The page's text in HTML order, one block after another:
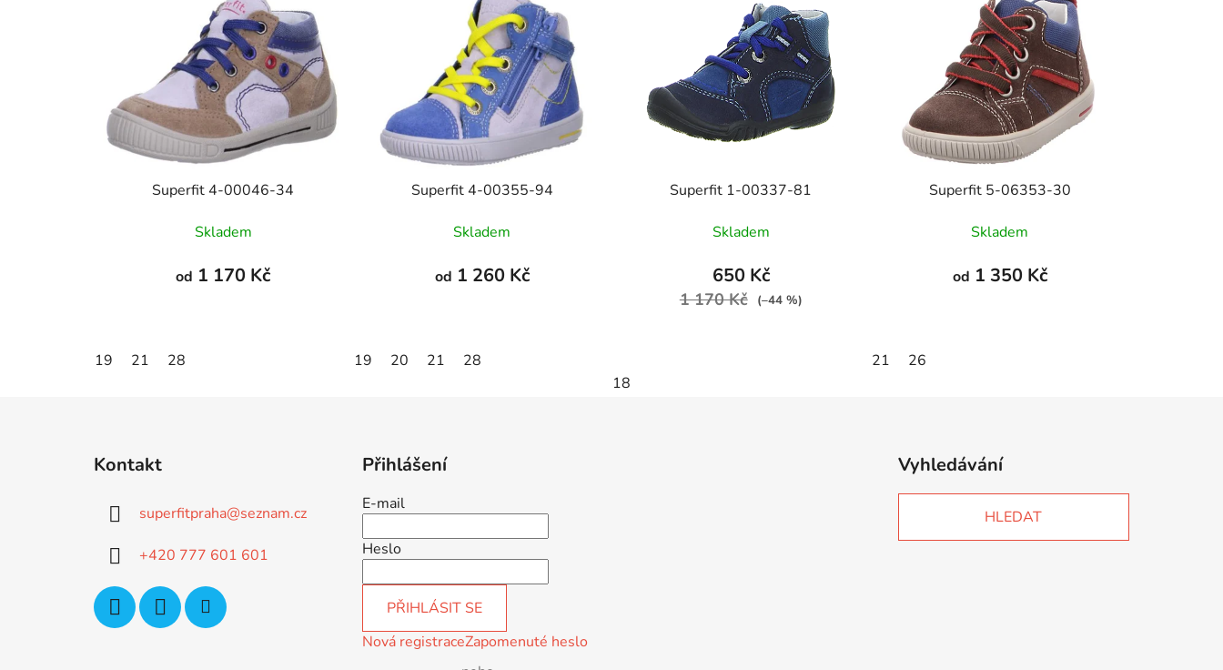
Superfit 4-00046-34
Skladem
od 1 170 Kč
19 21 28
Superfit 4-00355-94
Skladem
od 1 260 Kč
19 20 21 28
Superfit 1-00337-81
Skladem
650 Kč
1 170 Kč (–44 %)
18
Superfit 5-06353-30
Skladem
od 1 350 Kč
21 26
Kontakt
superfitpraha@seznam.cz
+420 777 601 601
Přihlášení
E-mail
Heslo
PŘIHLÁSIT SE
Nová registraceZapomenuté heslo
Vyhledávání
HLEDAT